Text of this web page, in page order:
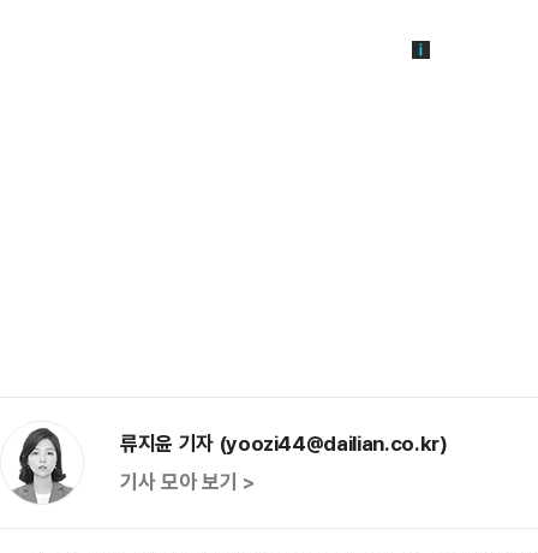
류지윤 기자 (yoozi44@dailian.co.kr)
기사 모아 보기 >